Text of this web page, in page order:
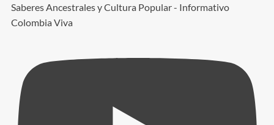
Saberes Ancestrales y Cultura Popular - Informativo
Colombia Viva